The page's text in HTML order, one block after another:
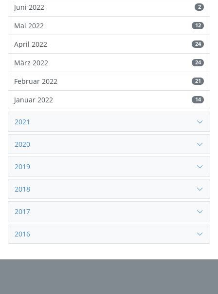
Juni 2022 2
Mai 2022 12
April 2022 24
März 2022 24
Februar 2022 21
Januar 2022 14
2021
2020
2019
2018
2017
2016